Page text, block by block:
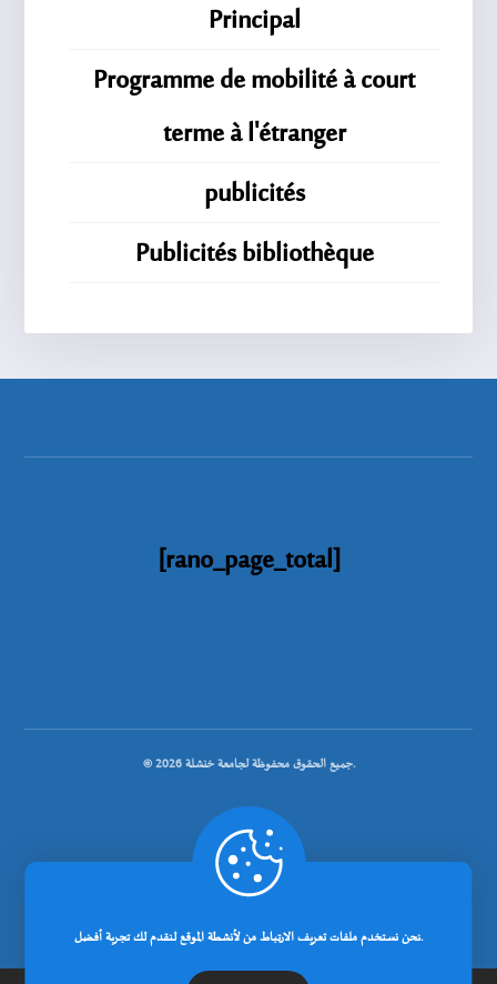
Principal
Programme de mobilité à court
terme à l'étranger
publicités
Publicités bibliothèque
[rano_page_total]
© جميع الحقوق محفوظة لجامعة خنشلة 2026.
.
نحن نستخدم ملفات تعريف الارتباط من لأنشطة الموقع لنقدم لك تجربة أفضل.